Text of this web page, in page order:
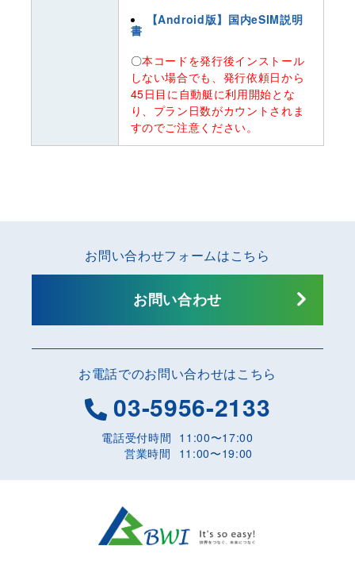
【Android版】国内eSIM説明
書
〇本コードを発行後インストール
しない場合でも、発行依頼日から
45日目に自動艇に利用開始とな
り、プラン日数がカウントされま
すのでご注意ください。
お電話でのお問い合わせはこちら
03-5956-2133
電話受付時間 11:00〜17:00
営業時間
11:00〜19:00
お問い合わせフォームはこちら
お問い合わせ